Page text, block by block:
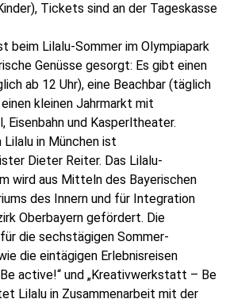
Tickets sind an der Tageskasse
beim Lilalu-Sommer im Olympiapark
Genüsse gesorgt: Es gibt einen
ab 12 Uhr), eine Beachbar (täglich
kleinen Jahrmarkt mit
Eisenbahn und Kasperltheater.
Lilalu in München ist
Dieter Reiter. Das Lilalu-
wird aus Mitteln des Bayerischen
des Innern und für Integration
Oberbayern gefördert. Die
die sechstägigen Sommer-
die eintägigen Erlebnisreisen
active!“ und „Kreativwerkstatt – Be
Lilalu in Zusammenarbeit mit der